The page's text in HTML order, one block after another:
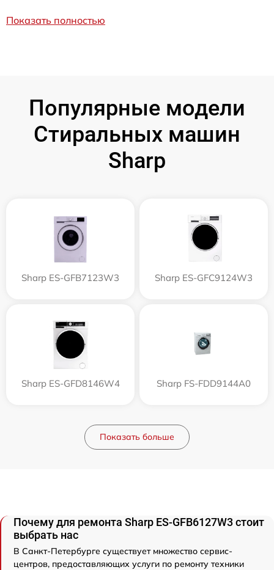
Показать полностью
Популярные модели
Стиральных машин
Sharp
Sharp ES-GFB7123W3 Sharp ES-GFC9124W3
Sharp ES-GFD8146W4 Sharp FS-FDD9144A0
Показать больше
Почему для ремонта Sharp ES-GFB6127W3 стоит
выбрать нас
В Санкт-Петербурге существует множество сервис-
центров, предоставляющих услуги по ремонту техники